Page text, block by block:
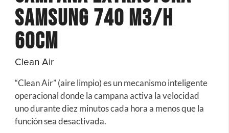
Samsung 740 m3/h
60cm
Clean Air
“Clean Air” (aire limpio) es un mecanismo inteligente
operacional donde la campana activa la velocidad
uno durante diez minutos cada hora a menos que la
función sea desactivada.